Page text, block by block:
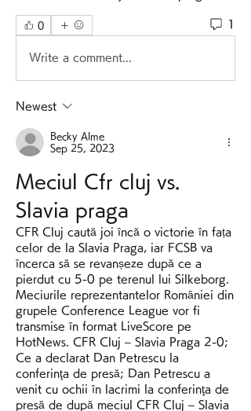
0 1
Write a comment...
Newest
Becky Alme
Sep 25, 2023
Meciul Cfr cluj vs.
Slavia praga
CFR Cluj caută joi încă o victorie în fața
celor de la Slavia Praga, iar FCSB va
încerca să se revanșeze după ce a
pierdut cu 5-0 pe terenul lui Silkeborg.
Meciurile reprezentantelor României din
grupele Conference League vor fi
transmise în format LiveScore pe
HotNews. CFR Cluj – Slavia Praga 2-0;
Ce a declarat Dan Petrescu la
conferinţa de presă; Dan Petrescu a
venit cu ochii în lacrimi la conferinţa de
presă de după meciul CFR Cluj – Slavia